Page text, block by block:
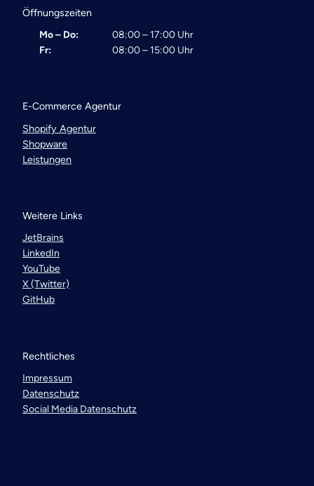
Öffnungszeiten
Mo – Do:
Fr:
08:00 – 17:00 Uhr
08:00 – 15:00 Uhr
E-Commerce Agentur
Shopify Agentur
Shopware
Leistungen
Weitere Links
JetBrains
LinkedIn
YouTube
X (Twitter)
GitHub
Rechtliches
Impressum
Datenschutz
Social Media Datenschutz